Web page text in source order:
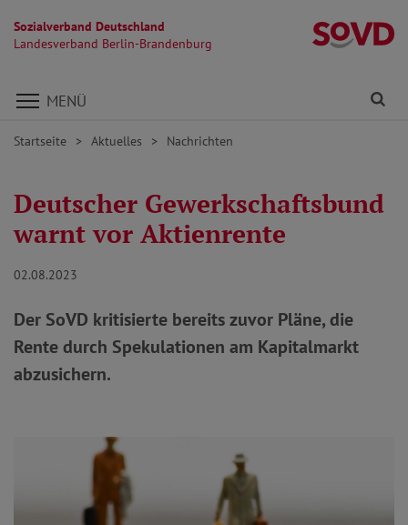
Sozialverband Deutschland
Landesverband Berlin-Brandenburg
Direkt zu den Inhalten springen
MENÜ
Startseite Aktuelles Nachrichten
Deutscher Gewerkschaftsbund
warnt vor Aktienrente
02.08.2023
Der SoVD kritisierte bereits zuvor Pläne, die
Rente durch Spekulationen am Kapitalmarkt
abzusichern.